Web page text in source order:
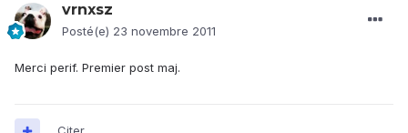
vrnxsz
Posté(e) 23 novembre 2011
Merci perif. Premier post maj.